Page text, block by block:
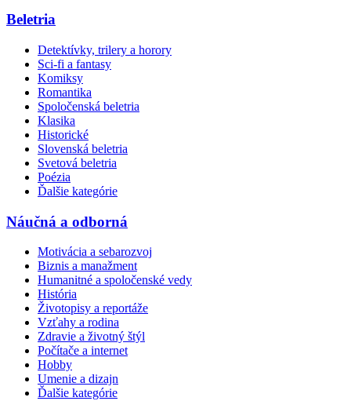
Beletria
Detektívky, trilery a horory
Sci-fi a fantasy
Komiksy
Romantika
Spoločenská beletria
Klasika
Historické
Slovenská beletria
Svetová beletria
Poézia
Ďalšie kategórie
Náučná a odborná
Motivácia a sebarozvoj
Biznis a manažment
Humanitné a spoločenské vedy
História
Životopisy a reportáže
Vzťahy a rodina
Zdravie a životný štýl
Počítače a internet
Hobby
Umenie a dizajn
Ďalšie kategórie